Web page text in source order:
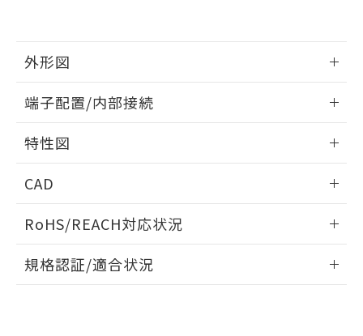
外形図
外形図
端子配置/内部接続
端子配置/内部接続
特性図
電気的寿命曲線
CAD
ドすることができます。
ログイン/会員登録
RoHS/REACH対応状況
EU RoHS 注意事項・凡例
規格認証/適合状況
物質の対応では、対応完了までの期間は出
荷製品に未対応品が混在することから備考
欄に対応日を記載しておりました。
既に当社にて対応品への在庫切替を完了
していることから、特段のことがない限
す。